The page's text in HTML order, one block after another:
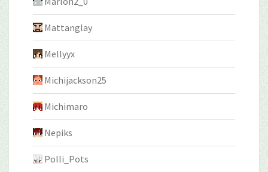
Mattanglay
Mellyyx
Michijackson25
Michimaro
Nepiks
Polli_Pots